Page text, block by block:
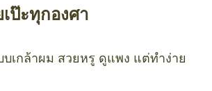
เป๊ะทุกองศา
เกล้าผม สวยหรู ดูแพง แต่ทำง่าย